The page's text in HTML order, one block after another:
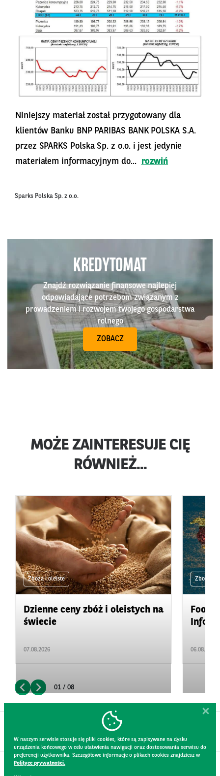
Niniejszy materiał został przygotowany dla
klientów Banku BNP PARIBAS BANK POLSKA S.A.
przez SPARKS Polska Sp. z o.o. i jest jedynie
materiałem informacyjnym do...
rozwiń
Sparks Polska Sp. z o.o.
KREDYTOMAT
Znajdź rozwiązanie finansowe najlepiej
odpowiadające potrzebom związanym z
prowadzeniem i rozwojem twojego gospodarstwa
rolnego
ZOBACZ
MOŻE ZAINTERESUJE CIĘ
RÓWNIEŻ...
Zboża i oleiste
Dzienne ceny zbóż i oleistych na
świecie
07.08.2026
Zboża i
06.08.2026
01 / 08
W naszym serwisie stosuje się pliki cookies, które są zapisywane na dysku
urządzenia końcowego w celu ułatwienia nawigacji oraz dostosowania serwisu do
preferencji użytkownika. Szczegółowe informacje o plikach cookies znajdziesz w
Polityce prywatności.
KONTAKT